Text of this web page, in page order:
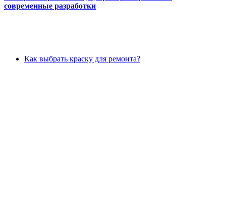
современные разработки
Как выбрать краску для ремонта?